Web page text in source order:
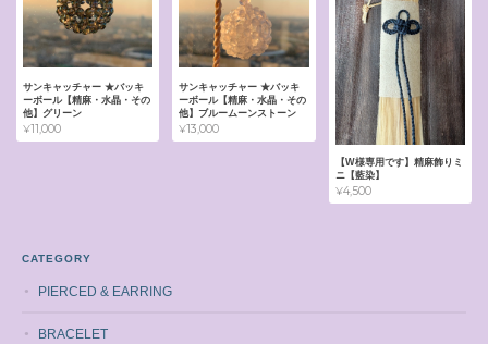
サンキャッチャー ★バッキ
ーボール【精麻・水晶・その
他】グリーン
¥11,000
サンキャッチャー ★バッキ
ーボール【精麻・水晶・その
他】ブルームーンストーン
¥13,000
【W様専用です】精麻飾りミ
ニ【藍染】
¥4,500
CATEGORY
PIERCED & EARRING
BRACELET